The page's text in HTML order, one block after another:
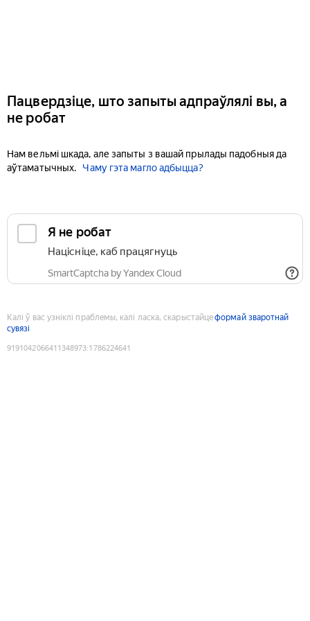
Пацвердзіце, што запыты адпраўлялі вы, а
не робат
Нам вельмі шкада, але запыты з вашай прылады падобныя да
аўтаматычных.
Чаму гэта магло адбыцца?
Я не робат
Націсніце, каб працягнуць
SmartCaptcha by Yandex Cloud
Калі ў вас узніклі праблемы, калі ласка, скарыстайцеформай зваротнай
сувязі
9191042066411348973:1786224641